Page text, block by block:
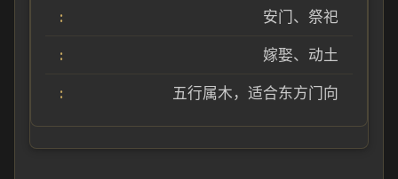
安门、祭祀
嫁娶、动土
五行属木，适合东方门向